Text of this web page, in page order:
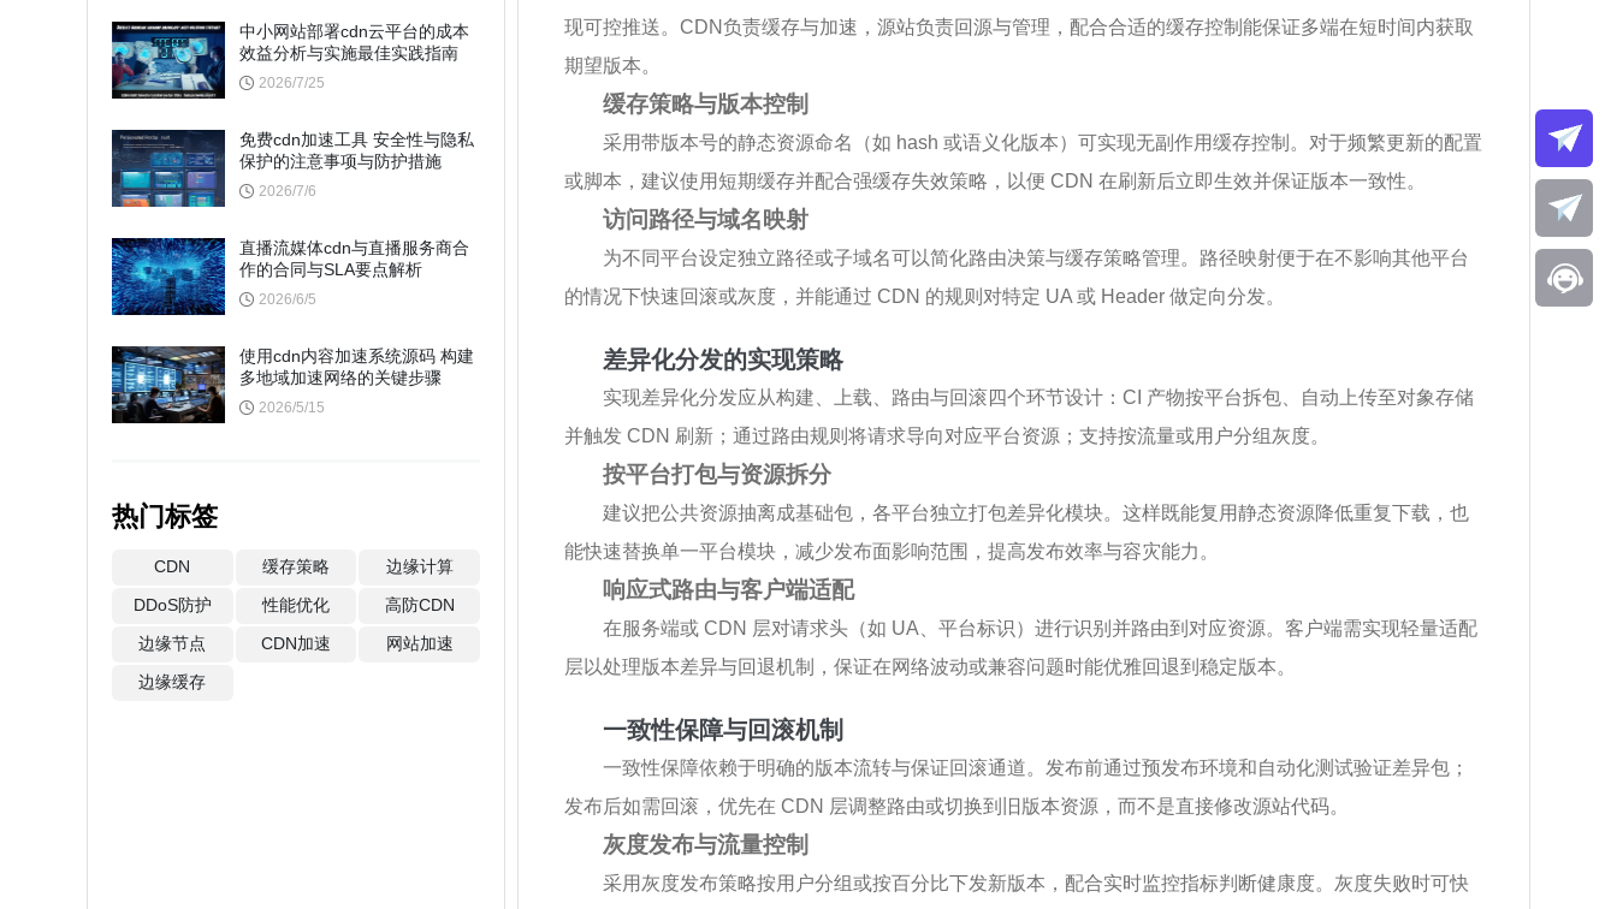
中小网站部署cdn云平台的成本
效益分析与实施最佳实践指南
2026/7/25
免费cdn加速工具 安全性与隐私
保护的注意事项与防护措施
2026/7/6
直播流媒体cdn与直播服务商合
作的合同与SLA要点解析
2026/6/5
使用cdn内容加速系统源码 构建
多地域加速网络的关键步骤
2026/5/15
热门标签
CDN 缓存策略
边缘计算
DDoS防护
性能优化
高防CDN
边缘节点
CDN加速
网站加速
边缘缓存
现可控推送。CDN负责缓存与加速，源站负责回源与管理，配合合适的缓存控制能保证多端在短时间内获取
期望版本。
缓存策略与版本控制
采用带版本号的静态资源命名（如 hash 或语义化版本）可实现无副作用缓存控制。对于频繁更新的配置
或脚本，建议使用短期缓存并配合强缓存失效策略，以便 CDN 在刷新后立即生效并保证版本一致性。
访问路径与域名映射
为不同平台设定独立路径或子域名可以简化路由决策与缓存策略管理。路径映射便于在不影响其他平台
的情况下快速回滚或灰度，并能通过 CDN 的规则对特定 UA 或 Header 做定向分发。
差异化分发的实现策略
实现差异化分发应从构建、上载、路由与回滚四个环节设计：CI 产物按平台拆包、自动上传至对象存储
并触发 CDN 刷新；通过路由规则将请求导向对应平台资源；支持按流量或用户分组灰度。
按平台打包与资源拆分
建议把公共资源抽离成基础包，各平台独立打包差异化模块。这样既能复用静态资源降低重复下载，也
能快速替换单一平台模块，减少发布面影响范围，提高发布效率与容灾能力。
响应式路由与客户端适配
在服务端或 CDN 层对请求头（如 UA、平台标识）进行识别并路由到对应资源。客户端需实现轻量适配
层以处理版本差异与回退机制，保证在网络波动或兼容问题时能优雅回退到稳定版本。
一致性保障与回滚机制
一致性保障依赖于明确的版本流转与保证回滚通道。发布前通过预发布环境和自动化测试验证差异包；
发布后如需回滚，优先在 CDN 层调整路由或切换到旧版本资源，而不是直接修改源站代码。
灰度发布与流量控制
采用灰度发布策略按用户分组或按百分比下发新版本，配合实时监控指标判断健康度。灰度失败时可快